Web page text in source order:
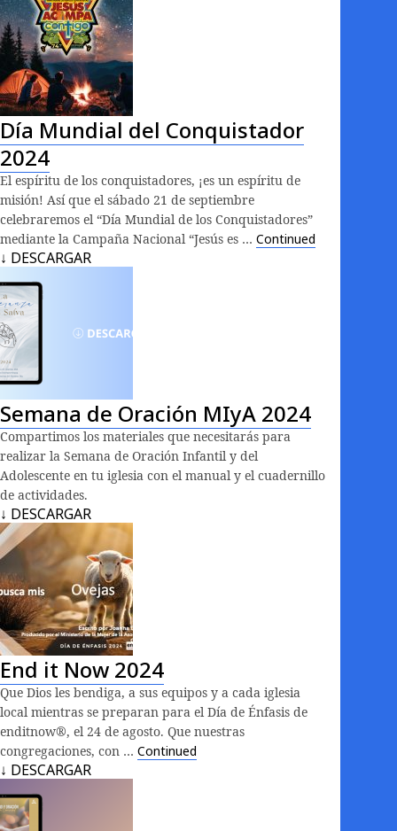
Día Mundial del Conquistador
2024
El espíritu de los conquistadores, ¡es un espíritu de
misión! Así que el sábado 21 de septiembre
celebraremos el “Día Mundial de los Conquistadores”
mediante la Campaña Nacional “Jesús es … Continued
↓ DESCARGAR
Semana de Oración MIyA 2024
Compartimos los materiales que necesitarás para
realizar la Semana de Oración Infantil y del
Adolescente en tu iglesia con el manual y el cuadernillo
de actividades.
↓ DESCARGAR
End it Now 2024
Que Dios les bendiga, a sus equipos y a cada iglesia
local mientras se preparan para el Día de Énfasis de
enditnow®, el 24 de agosto. Que nuestras
congregaciones, con … Continued
↓ DESCARGAR